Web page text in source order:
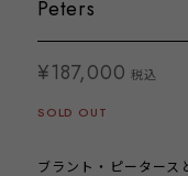
Peters
¥187,000 税込
SOLD OUT
ブラント・ピータース